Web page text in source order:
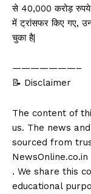
से 40,000 करोड़ रुपये
में ट्रांसफर किए गए,
चुका है|
———————–
📝 Disclaimer
The content of
us. The news
sourced from
NewsOnline.co.in
. We share this
educational